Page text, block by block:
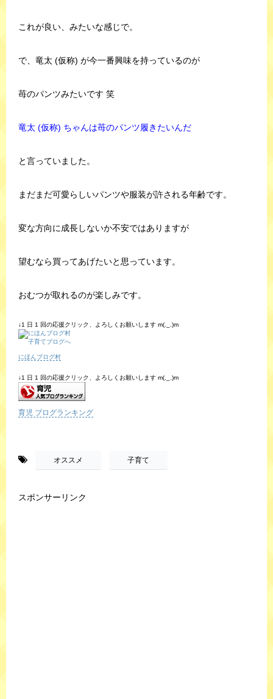
これが良い、みたいな感じで。
で、竜太 (仮称) が今一番興味を持っているのが
苺のパンツみたいです 笑
竜太 (仮称) ちゃんは苺のパンツ履きたいんだ
と言っていました。
まだまだ可愛らしいパンツや服装が許される年齢です。
変な方向に成長しないか不安ではありますが
望むなら買ってあげたいと思っています。
おむつが取れるのが楽しみです。
↓1 日 1 回の応援クリック、よろしくお願いします m(._.)m
にほんブログ村
↓1 日 1 回の応援クリック、よろしくお願いします m(._.)m
育児 ブログランキング
オススメ 子育て
スポンサーリンク